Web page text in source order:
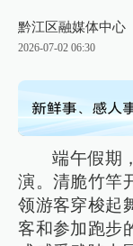
黔江区融媒体中心
2026-07-02 06:30
端午假期
演。清脆竹竿
领游客穿梭起
客和参加跑步